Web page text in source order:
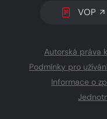
VOP
Autorská práva
Podmínky pro
Informace o